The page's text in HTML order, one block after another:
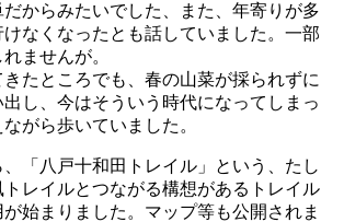
からみたいでした、また、年寄りが多
けなくなったとも話していました。一部
ませんが。
たところでも、春の山菜が採られずに
し、今はそういう時代になってしまっ
がら歩いていました。
「八戸十和田トレイル」という、たし
レイルとつながる構想があるトレイル
始まりました。マップ等も公開されま